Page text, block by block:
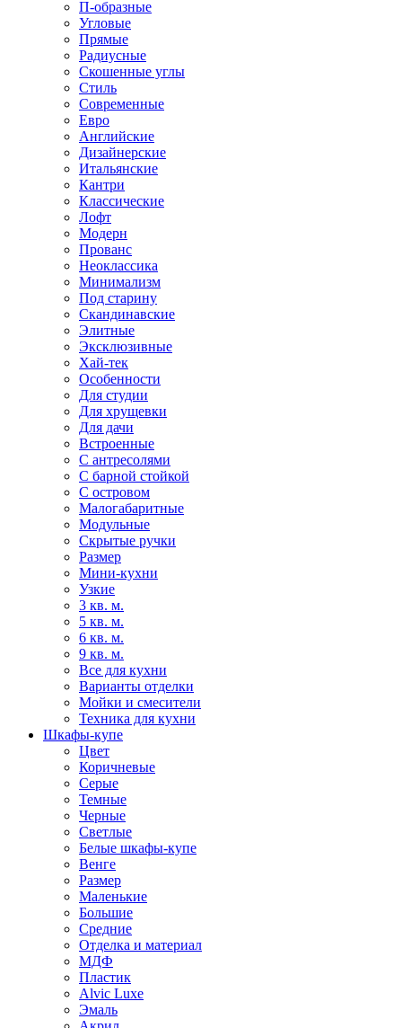
П-образные
Угловые
Прямые
Радиусные
Скошенные углы
Стиль
Современные
Евро
Английские
Дизайнерские
Итальянские
Кантри
Классические
Лофт
Модерн
Прованс
Неоклассика
Минимализм
Под старину
Скандинавские
Элитные
Эксклюзивные
Хай-тек
Особенности
Для студии
Для хрущевки
Для дачи
Встроенные
С антресолями
С барной стойкой
С островом
Малогабаритные
Модульные
Скрытые ручки
Размер
Мини-кухни
Узкие
3 кв. м.
5 кв. м.
6 кв. м.
9 кв. м.
Все для кухни
Варианты отделки
Мойки и смесители
Техника для кухни
Шкафы-купе
Цвет
Коричневые
Серые
Темные
Черные
Светлые
Белые шкафы-купе
Венге
Размер
Маленькие
Большие
Средние
Отделка и материал
МДФ
Пластик
Alvic Luxe
Эмаль